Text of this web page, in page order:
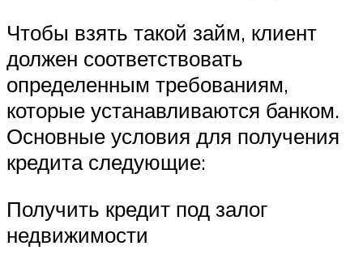
Чтобы взять такой займ, клиент
должен соответствовать
определенным требованиям,
которые устанавливаются банком.
Основные условия для получения
кредита следующие:
Получить кредит под залог
недвижимости